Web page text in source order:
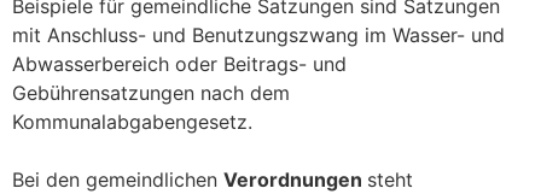
Beispiele für gemeindliche Satzungen sind Satzungen
mit Anschluss- und Benutzungszwang im Wasser- und
Abwasserbereich oder Beitrags- und
Gebührensatzungen nach dem
Kommunalabgabengesetz.
Bei den gemeindlichen Verordnungen steht